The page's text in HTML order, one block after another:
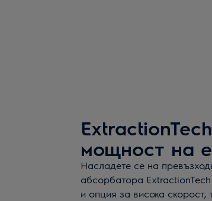
мощност на
Насладете се на
абсорбатора
и опция за висока